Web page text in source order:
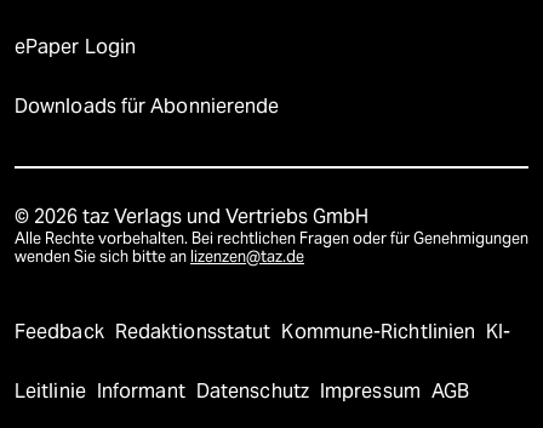
ePaper Login
Downloads für Abonnierende
© 2026 taz Verlags und Vertriebs GmbH
Alle Rechte vorbehalten. Bei rechtlichen Fragen oder für Genehmigungen
wenden Sie sich bitte an lizenzen@taz.de
Feedback Redaktionsstatut Kommune-Richtlinien KI-
Leitlinie Informant Datenschutz Impressum AGB